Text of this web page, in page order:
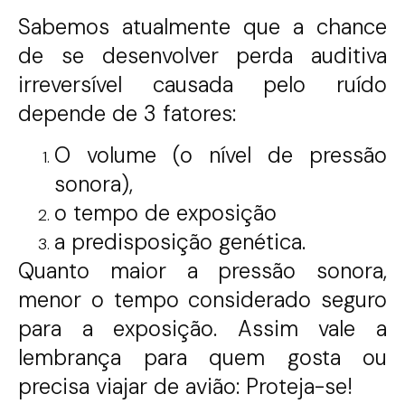
Sabemos atualmente que a chance
de se desenvolver perda auditiva
irreversível causada pelo ruído
depende de 3 fatores:
O volume (o nível de pressão
sonora),
o tempo de exposição
a predisposição genética.
Quanto maior a pressão sonora,
menor o tempo considerado seguro
para a exposição. Assim vale a
lembrança para quem gosta ou
precisa viajar de avião: Proteja-se!